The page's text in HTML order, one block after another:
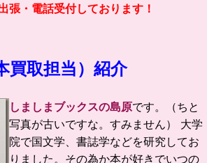
張・電話受付しております！
買取担当）紹介
しましまブックスの島原です。（ちと
写真が古いですな。すみません） 大学
院で国文学、書誌学などを研究してお
りました。 その為か本が好きでいつの